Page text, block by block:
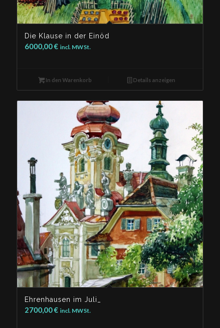
Die Klause in der Einöd
6000,00€ incl. MWSt.
In den Warenkorb Details anzeigen
Ehrenhausen im Juli_
2700,00€ incl. MWSt.